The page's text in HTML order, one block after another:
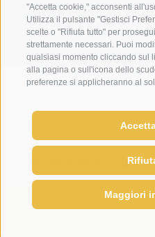
"Accetta cookie," acconsenti
Utilizza il pulsante "Gestisci
scelte o "Rifiuta tutto" per
strettamente necessari. Puoi
qualsiasi momento cliccando sul
alla pagina o sull'icona dello
preferenze si applicheranno al
Maggiori
come
MAPPA DEL SITO